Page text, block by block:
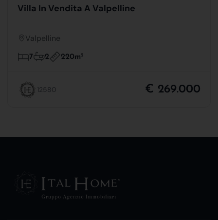
Villa In Vendita A Valpelline
Valpelline
7 2 220m2
12580 € 269.000